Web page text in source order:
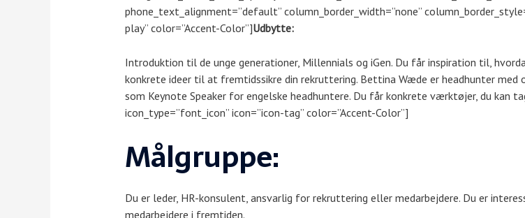
phone_text_alignment=”default” column_border_width=”none”
play” color=”Accent-Color”]Udbytte:
Introduktion til de unge generationer, Millennials og iGen. Du får inspiration til,
konkrete ideer til at fremtidssikre din rekruttering. Bettina Wæde er headhunter
som Keynote Speaker for engelske headhuntere. Du får konkrete værktøjer, du
icon_type=”font_icon” icon=”icon-tag” color=”Accent-Color”]
Målgruppe:
Du er leder, HR-konsulent, ansvarlig for rekruttering eller medarbejdere. Du er
medarbejdere i fremtiden.